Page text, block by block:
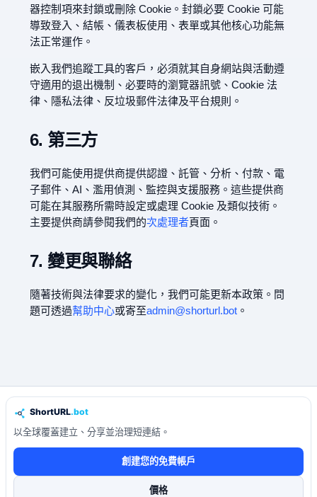
器控制項來封鎖或刪除 Cookie。封鎖必要 Cookie 可能
導致登入、結帳、儀表板使用、表單或其他核心功能無
法正常運作。
嵌入我們追蹤工具的客戶，必須就其自身網站與活動遵
守適用的退出機制、必要時的瀏覽器訊號、Cookie 法
律、隱私法律、反垃圾郵件法律及平台規則。
6. 第三方
我們可能使用提供商提供認證、託管、分析、付款、電
子郵件、AI、濫用偵測、監控與支援服務。這些提供商
可能在其服務所需時設定或處理 Cookie 及類似技術。
主要提供商請參閱我們的次處理者頁面。
7. 變更與聯絡
隨著技術與法律要求的變化，我們可能更新本政策。問
題可透過幫助中心或寄至admin@shorturl.bot。
以全球覆蓋建立、分享並治理短連結。
創建您的免費帳戶
價格